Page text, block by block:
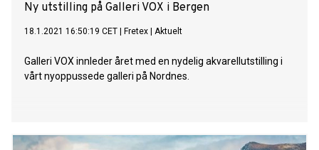
Ny utstilling på Galleri VOX i Bergen
18.1.2021 16:50:19 CET Fretex Aktuelt
Galleri VOX innleder året med en nydelig akvarellutstilling i
vårt nyoppussede galleri på Nordnes.